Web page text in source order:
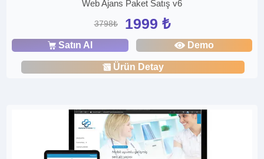
Web Ajans Paket Satış v6
3798₺ 1999 ₺
Satın Al Demo
Ürün Detay